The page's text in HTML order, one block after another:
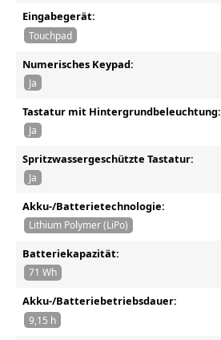
Eingabegerät:
Touchpad
Numerisches Keypad:
Ja
Tastatur mit Hintergrundbeleuchtung:
Ja
Spritzwassergeschützte Tastatur:
Ja
Akku-/Batterietechnologie:
Lithium Polymer (LiPo)
Batteriekapazität:
71 Wh
Akku-/Batteriebetriebsdauer:
9,15 h